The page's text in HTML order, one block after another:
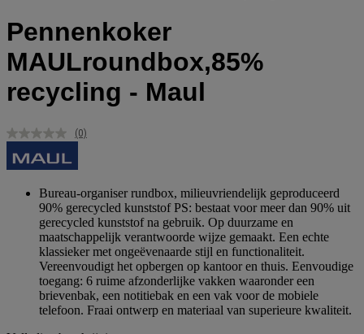
Pennenkoker
MAULroundbox,85%
recycling - Maul
Geen
(0)
Bureau-organiser rundbox, milieuvriendelijk geproduceerd
90% gerecycled kunststof PS: bestaat voor meer dan 90% uit
gerecycled kunststof na gebruik. Op duurzame en
maatschappelijk verantwoorde wijze gemaakt. Een echte
klassieker met ongeëvenaarde stijl en functionaliteit.
Vereenvoudigt het opbergen op kantoor en thuis. Eenvoudige
toegang: 6 ruime afzonderlijke vakken waaronder een
brievenbak, een notitiebak en een vak voor de mobiele
telefoon. Fraai ontwerp en materiaal van superieure kwaliteit.